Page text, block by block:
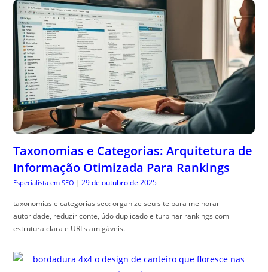
Taxonomias e Categorias: Arquitetura de
Informação Otimizada Para Rankings
Especialista em SEO | 29 de outubro de 2025
taxonomias e categorias seo: organize seu site para melhorar
autoridade, reduzir conte, údo duplicado e turbinar rankings com
estrutura clara e URLs amigáveis.